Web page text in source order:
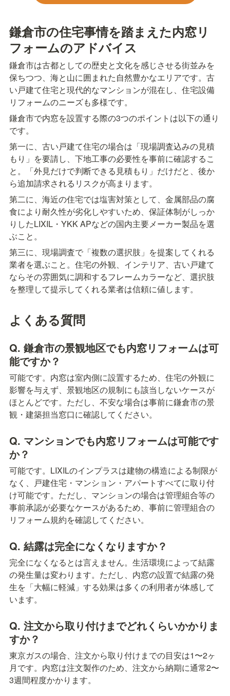
鎌倉市の住宅事情を踏まえた内窓リ
フォームのアドバイス
鎌倉市は古都としての歴史と文化を感じさせる街並みを
保ちつつ、海と山に囲まれた自然豊かなエリアです。古
い戸建て住宅と現代的なマンションが混在し、住宅設備
リフォームのニーズも多様です。
鎌倉市で内窓を設置する際の3つのポイントは以下の通り
です。
第一に、古い戸建て住宅の場合は「現場調査込みの見積
もり」を要請し、下地工事の必要性を事前に確認するこ
と。「外見だけで判断できる見積もり」だけだと、後か
ら追加請求されるリスクが高まります。
第二に、海近の住宅では塩害対策として、金属部品の腐
食により耐久性が劣化しやすいため、保証体制がしっか
りしたLIXIL・YKK APなどの国内主要メーカー製品を選
ぶこと。
第三に、現場調査で「複数の選択肢」を提案してくれる
業者を選ぶこと。住宅の外観、インテリア、古い戸建て
ならその雰囲気に調和するフレームカラーなど、選択肢
を整理して提示してくれる業者は信頼に値します。
よくある質問
Q. 鎌倉市の景観地区でも内窓リフォームは可
能ですか？
可能です。内窓は室内側に設置するため、住宅の外観に
影響を与えず、景観地区の規制にも該当しないケースが
ほとんどです。ただし、不安な場合は事前に鎌倉市の景
観・建築担当窓口に確認してください。
Q. マンションでも内窓リフォームは可能です
か？
可能です。LIXILのインプラスは建物の構造による制限が
なく、戸建住宅・マンション・アパートすべてに取り付
け可能です。ただし、マンションの場合は管理組合等の
事前承認が必要なケースがあるため、事前に管理組合の
リフォーム規約を確認してください。
Q. 結露は完全になくなりますか？
完全になくなるとは言えません。生活環境によって結露
の発生量は変わります。ただし、内窓の設置で結露の発
生を「大幅に軽減」する効果は多くの利用者が体感して
います。
Q. 注文から取り付けまでどれくらいかかりま
すか？
東京ガスの場合、注文から取り付けまでの目安は1〜2ヶ
月です。内窓は注文製作のため、注文から納期に通常2〜
3週間程度かかります。